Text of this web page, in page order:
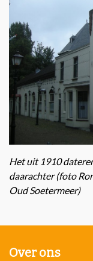
Het uit 1910
daarachter (foto
Oud Soetermeer)
Over ons